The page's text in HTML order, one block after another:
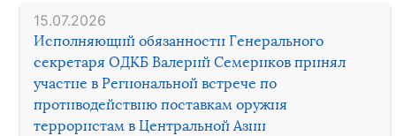
15.07.2026
Исполняющий обязанности Генерального
секретаря ОДКБ Валерий Семериков принял
участие в Региональной встрече по
противодействию поставкам оружия
террористам в Центральной Азии